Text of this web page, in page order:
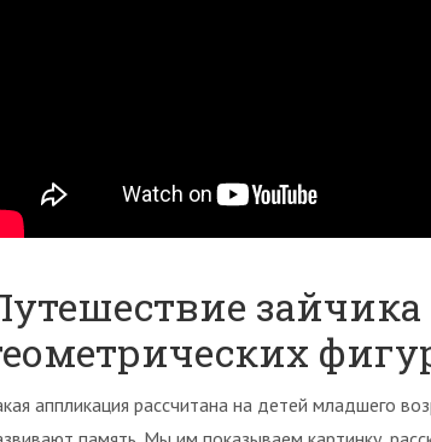
аппликация рассчитана на детей младшего